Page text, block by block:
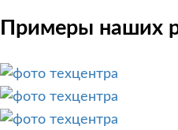
Примеры наших